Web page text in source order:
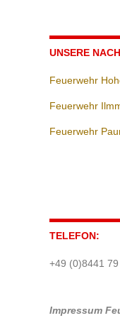
UNSERE
Feuerwehr
Feuerwehr
Feuerwehr
TELEFON:
+49 (0)8441
Impressum